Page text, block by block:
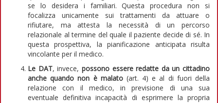
se lo desidera i familiari. Questa procedura non si
focalizza unicamente sui trattamenti da attuare o
rifiutare, ma attesta la necessità di un percorso
relazionale al termine del quale il paziente decide di sé. In
questa prospettiva, la pianificazione anticipata risulta
vincolante per il medico.
Le DAT, invece, possono essere redatte da un cittadino
anche quando non è malato(art. 4) e al di fuori della
relazione con il medico, in previsione di una sua
eventuale definitiva incapacità di esprimere la propria